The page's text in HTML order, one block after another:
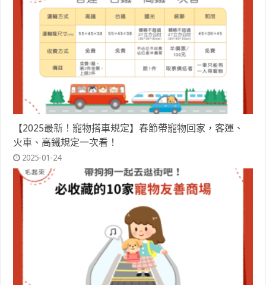
【2025最新！寵物搭車規定】春節帶寵物回家，客運、
火車、高鐵規定一次看！
2025-01-24